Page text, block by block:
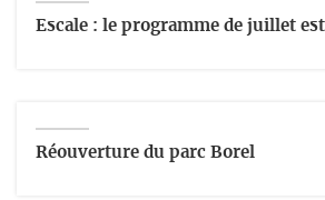
Escale : le programme de juillet
Réouverture du parc Borel